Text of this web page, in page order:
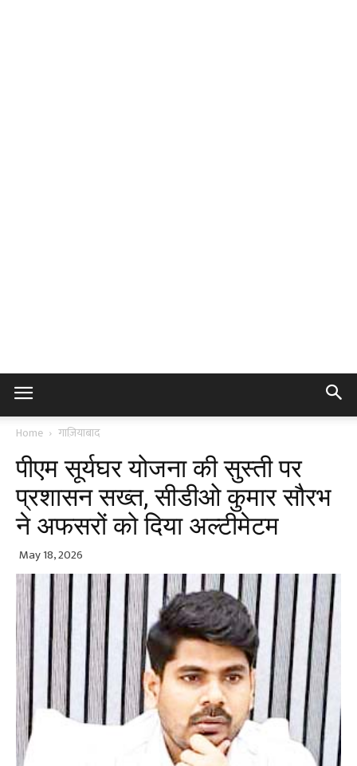
Home गाज़ियाबाद
पीएम सूर्यघर योजना की सुस्ती पर
प्रशासन सख्त, सीडीओ कुमार सौरभ
ने अफसरों को दिया अल्टीमेटम
May 18, 2026